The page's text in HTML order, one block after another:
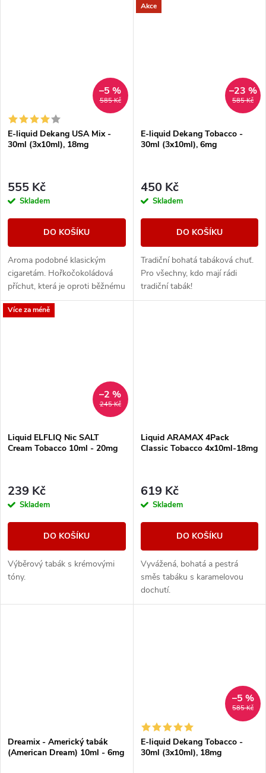
585 Kč
–5 %
E-liquid Dekang USA Mix -
30ml (3x10ml), 18mg
555 Kč
Skladem
DO KOŠÍKU
Aroma podobné klasickým
cigaretám. Hořkočokoládová
příchut, která je oproti běžnému
tabáku jemnější a nasládlejší. Z
nabídky e-liquidů je tato
Akce
585 Kč
–23 %
E-liquid Dekang Tobacco -
30ml (3x10ml), 6mg
450 Kč
Skladem
DO KOŠÍKU
Tradiční bohatá tabáková chuť.
Pro všechny, kdo mají rádi
tradiční tabák!
Více za méně
245 Kč
–2 %
Liquid ELFLIQ Nic SALT
Cream Tobacco 10ml - 20mg
239 Kč
Skladem
DO KOŠÍKU
Výběrový tabák s krémovými
tóny.
Liquid ARAMAX 4Pack
Classic Tobacco 4x10ml-18mg
619 Kč
Skladem
DO KOŠÍKU
Vyvážená, bohatá a pestrá
směs tabáku s karamelovou
dochutí.
Dreamix - Americký tabák
(American Dream) 10ml - 6mg
585 Kč
–5 %
E-liquid Dekang Tobacco -
30ml (3x10ml), 18mg